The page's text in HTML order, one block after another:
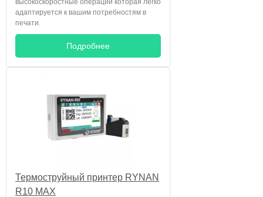
высокоскоростные операции которая легко
адаптируется к вашим потребностям в
печати.
Подробнее
Термоструйный принтер RYNAN
R10 MAX